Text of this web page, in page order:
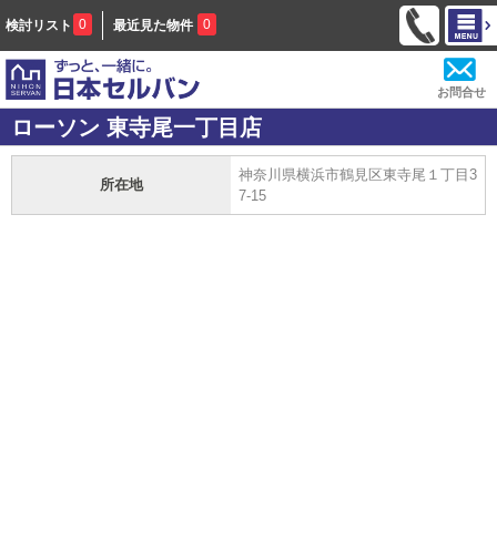
検討リスト 0 最近見た物件 0
お問合せ
ローソン 東寺尾一丁目店
所在地
神奈川県横浜市鶴見区東寺尾１丁目3
7-15